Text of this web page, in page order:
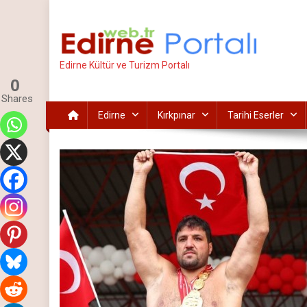
Edirne Kültür ve Turizm Portalı
Edirne Kırkpınar Tarihi Eserler
0
Shares